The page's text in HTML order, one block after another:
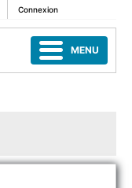
Connexion
MENU